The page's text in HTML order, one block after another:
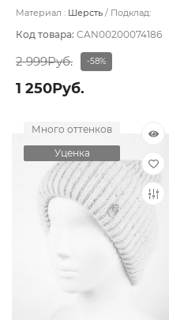
Бежевый светлый
Материал : Шерсть
Подклад:
Код товара: CAN00200074186
2 999Руб. -58%
1 250Руб.
Много оттенков
Уценка